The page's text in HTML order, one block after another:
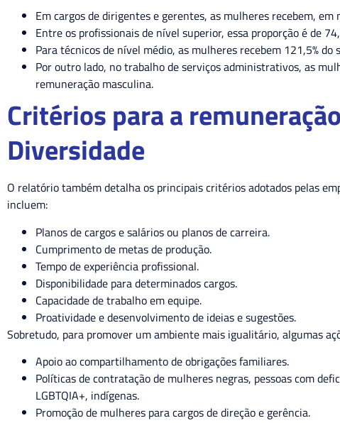
Em cargos de dirigentes e gerentes, as mulheres recebem, em
Entre os profissionais de nível superior, essa proporção é de
Para técnicos de nível médio, as mulheres recebem 121,5% do
Por outro lado, no trabalho de serviços administrativos, as
remuneração masculina.
Critérios para a
Diversidade
O relatório também detalha os principais critérios adotados pelas
incluem:
Planos de cargos e salários ou planos de carreira.
Cumprimento de metas de produção.
Tempo de experiência profissional.
Disponibilidade para determinados cargos.
Capacidade de trabalho em equipe.
Proatividade e desenvolvimento de ideias e sugestões.
Sobretudo, para promover um ambiente mais igualitário, algumas
Apoio ao compartilhamento de obrigações familiares.
Políticas de contratação de mulheres negras, pessoas com
LGBTQIA+, indígenas.
Promoção de mulheres para cargos de direção e gerência.